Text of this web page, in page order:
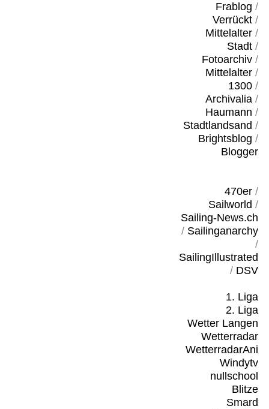
Frablog /
Verrückt/
Mittelalter/
Stadt/
Fotoarchiv/
Mittelalter/
1300/
Archivalia/
Haumann /
Stadtlandsand /
Brightsblog /
Blogger
470er/
Sailworld /
Sailing-News.ch
/ Sailinganarchy
/
SailingIllustrated
/ DSV
1. Liga
2. Liga
Wetter Langen
Wetterradar
WetterradarAni
Windytv
nullschool
Blitze
Smard